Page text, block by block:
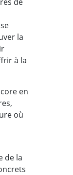
la
à la
en
où
de la